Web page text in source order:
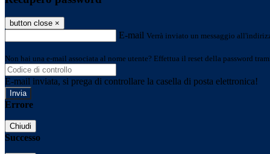
button close ×
E-mail Verrà inviato un messaggio
Non hai una e-mail associata al nome utente? Effettua il reset della password
E-mail inviata, si prega di controllare la casella di posta elettronica!
Errore
Chiudi
Successo